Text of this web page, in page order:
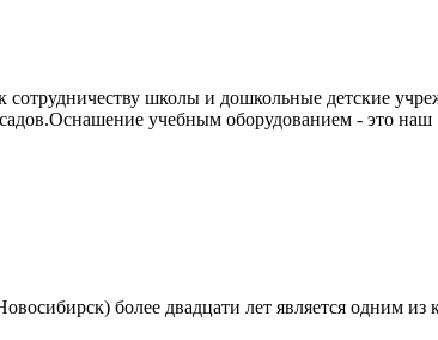
школы и дошкольные детские
учебным оборудованием - это
более двадцати лет является одним